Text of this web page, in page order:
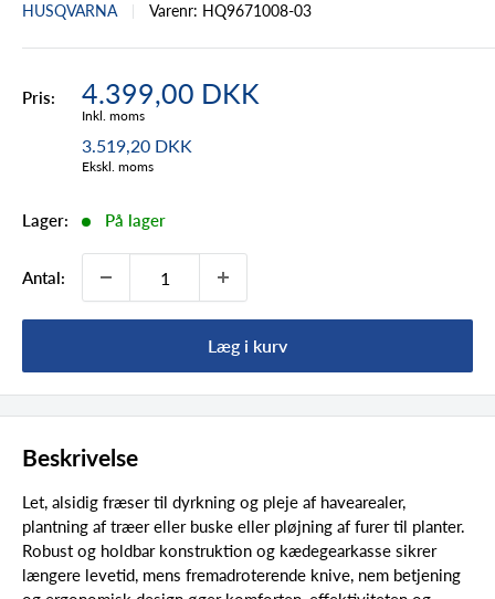
HUSQVARNA Varenr: HQ9671008-03
Pris: Tilbudspris
4.399,00 DKK
Inkl. moms
3.519,20 DKK
Ekskl. moms
Lager: På lager
Antal:
Læg i kurv
Beskrivelse
Let, alsidig fræser til dyrkning og pleje af havearealer,
plantning af træer eller buske eller pløjning af furer til planter.
Robust og holdbar konstruktion og kædegearkasse sikrer
længere levetid, mens fremadroterende knive, nem betjening